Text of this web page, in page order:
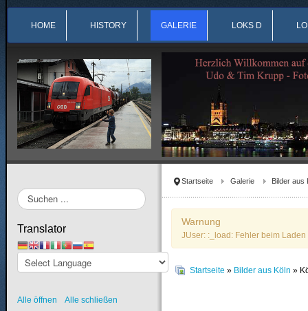
HOME HISTORY GALERIE LOKS D
Startseite Galerie Bilder aus
Warnung
JUser: :_load: Fehler beim
Startseite » Bilder aus Köln »
Suchen
...
Translator
Alle öffnen Alle schließen